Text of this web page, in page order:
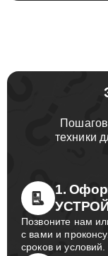
техники
1.
Позвоните нам
с вами и
сроков и условий.